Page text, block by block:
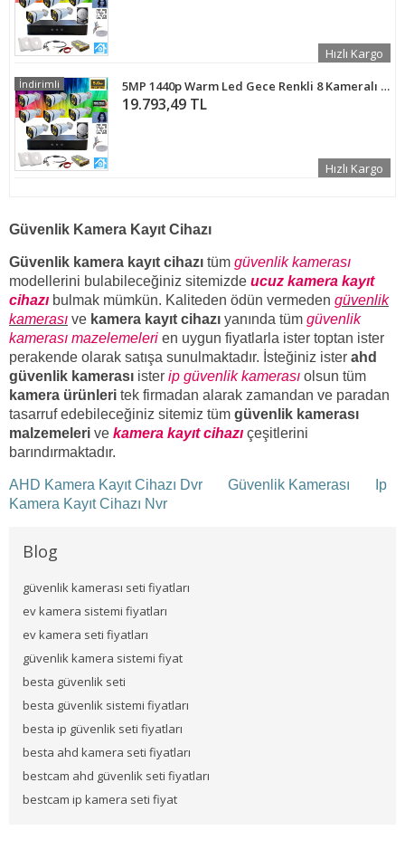
Hızlı Kargo
5MP 1440p Warm Led Gece Renkli 8 Kameralı 4 TB Harddisk Dahil AHD Güvenlik Kamerası Seti - ST-584T
19.793,49 TL
İndirimli
Hızlı Kargo
Güvenlik Kamera Kayıt Cihazı
Güvenlik kamera kayıt cihazı tüm güvenlik kamerası
modellerini bulabileceğiniz sitemizde ucuz kamera kayıt
cihazı bulmak mümkün. Kaliteden ödün vermeden güvenlik
kamerası ve kamera kayıt cihazı yanında tüm güvenlik
kamerası mazelemeleri en uygun fiyatlarla ister toptan ister
perakende olarak satışa sunulmaktadır. İsteğiniz ister ahd
güvenlik kamerası ister ip güvenlik kamerası olsun tüm
kamera ürünleri tek firmadan alarak zamandan ve paradan
tasarruf edebileceğiniz sitemiz tüm güvenlik kamerası
malzemeleri ve kamera kayıt cihazı çeşitlerini
barındırmaktadır.
AHD Kamera Kayıt Cihazı Dvr Güvenlik Kamerası
Ip
Kamera Kayıt Cihazı Nvr
Blog
güvenlik kamerası seti fiyatları
ev kamera sistemi fiyatları
ev kamera seti fiyatları
güvenlik kamera sistemi fiyat
besta güvenlik seti
besta güvenlik sistemi fiyatları
besta ip güvenlik seti fiyatları
besta ahd kamera seti fiyatları
bestcam ahd güvenlik seti fiyatları
bestcam ip kamera seti fiyat